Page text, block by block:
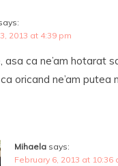
2013 at 4:39 pm
asa ca ne’am hotarat
oricand ne’am putea
Mihaela says:
February 6, 2013 at 10:36